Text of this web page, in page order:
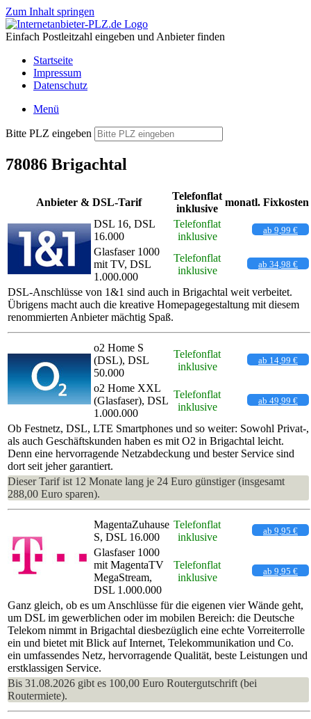
Zum Inhalt springen
Einfach Postleitzahl eingeben und Anbieter finden
Startseite
Impressum
Datenschutz
Menü
Bitte PLZ eingeben
78086 Brigachtal
Anbieter & DSL-Tarif
Telefonflat
inklusive
monatl. Fixkosten
DSL 16, DSL
16.000
Telefonflat
inklusive
ab 9,99 €
Glasfaser 1000
mit TV, DSL
1.000.000
Telefonflat
inklusive
ab 34,98 €
DSL-Anschlüsse von 1&1 sind auch in Brigachtal weit verbeitet.
Übrigens macht auch die kreative Homepagegestaltung mit diesem
renommierten Anbieter mächtig Spaß.
o2 Home S
(DSL), DSL
50.000
Telefonflat
inklusive
ab 14,99 €
o2 Home XXL
(Glasfaser), DSL
1.000.000
Telefonflat
inklusive
ab 49,99 €
Ob Festnetz, DSL, LTE Smartphones und so weiter: Sowohl Privat-,
als auch Geschäftskunden haben es mit O2 in Brigachtal leicht.
Denn eine hervorragende Netzabdeckung und bester Service sind
dort seit jeher garantiert.
Dieser Tarif ist 12 Monate lang je 24 Euro günstiger (insgesamt
288,00 Euro sparen).
MagentaZuhause
S, DSL 16.000
Telefonflat
inklusive
ab 9,95 €
Glasfaser 1000
mit MagentaTV
MegaStream,
DSL 1.000.000
Telefonflat
inklusive
ab 9,95 €
Ganz gleich, ob es um Anschlüsse für die eigenen vier Wände geht,
um DSL im gewerblichen oder im mobilen Bereich: die Deutsche
Telekom nimmt in Brigachtal diesbezüglich eine echte Vorreiterrolle
ein und bietet mit Blick auf Internet, Telekommunikation und Co.
ein umfassendes Netz, hervorragende Qualität, beste Leistungen und
erstklassigen Service.
Bis 31.08.2026 gibt es 100,00 Euro Routergutschrift (bei
Routermiete).